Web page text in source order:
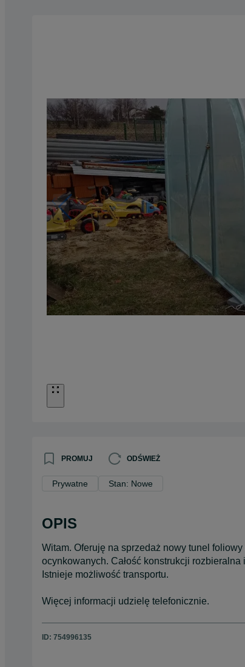
PROMUJ ODŚWIEŻ
Prywatne Stan: Nowe
OPIS
Witam. Oferuję na sprzedaż nowy tunel
ocynkowanych. Całość konstrukcji
Istnieje możliwość transportu.
Więcej informacji udzielę telefonicznie.
ID: 754996135